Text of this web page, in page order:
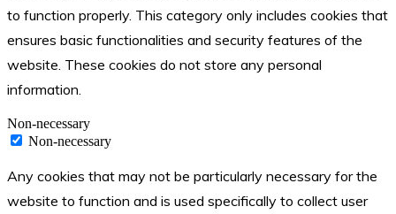
to function properly. This category only includes cookies that
ensures basic functionalities and security features of the
website. These cookies do not store any personal
information.
Non-necessary
Non-necessary
Any cookies that may not be particularly necessary for the
website to function and is used specifically to collect user